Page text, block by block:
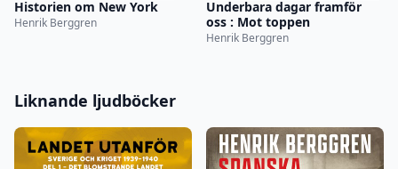
Historien om New York
Henrik Berggren
Underbara dagar framför
oss : Mot toppen
Henrik Berggren
Liknande ljudböcker